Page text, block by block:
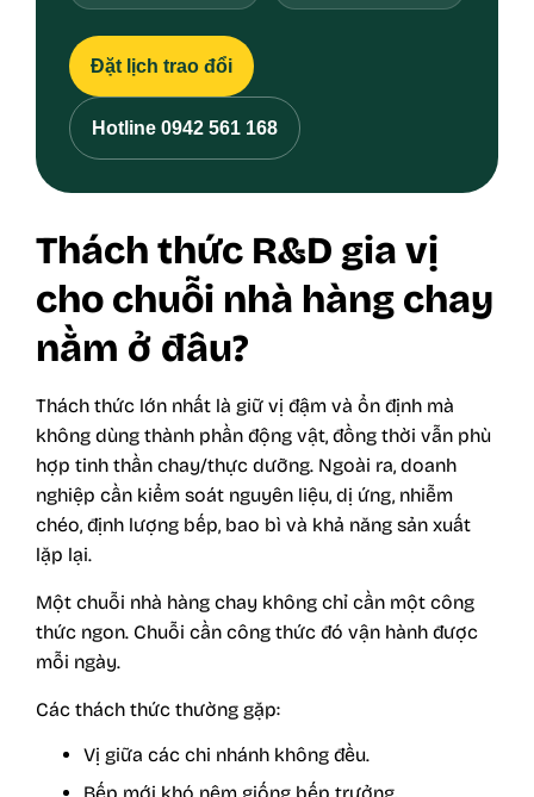
Đặt lịch trao đổi
Hotline 0942 561 168
Thách thức R&D gia vị
cho chuỗi nhà hàng chay
nằm ở đâu?
Thách thức lớn nhất là giữ vị đậm và ổn định mà
không dùng thành phần động vật, đồng thời vẫn phù
hợp tinh thần chay/thực dưỡng. Ngoài ra, doanh
nghiệp cần kiểm soát nguyên liệu, dị ứng, nhiễm
chéo, định lượng bếp, bao bì và khả năng sản xuất
lặp lại.
Một chuỗi nhà hàng chay không chỉ cần một công
thức ngon. Chuỗi cần công thức đó vận hành được
mỗi ngày.
Các thách thức thường gặp:
Vị giữa các chi nhánh không đều.